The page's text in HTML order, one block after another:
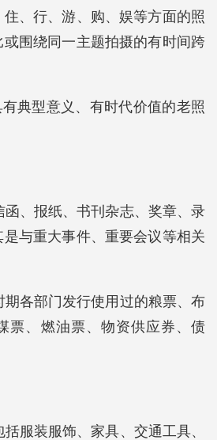
、行、游、购、娱等方面的照
围绕同一主题拍摄的有时间跨
典型意义、有时代价值的老照
函、报纸、书刊杂志、奖章、录
与重大事件、重要会议等相关
期各部门发行使用过的粮票、布
票、燃油票、物资供应券、债
服装服饰、家具、交通工具、